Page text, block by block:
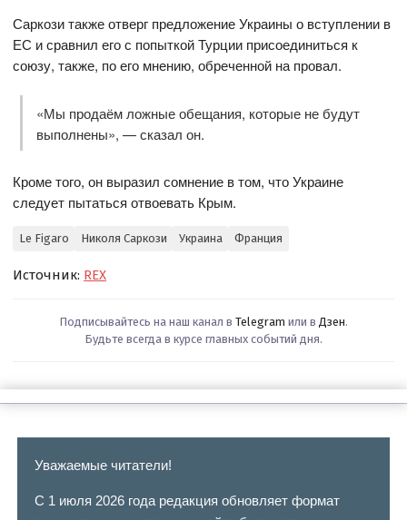
Саркози также отверг предложение Украины о вступлении в
ЕС и сравнил его с попыткой Турции присоединиться к
союзу, также, по его мнению, обреченной на провал.
«Мы продаём ложные обещания, которые не будут
выполнены», — сказал он.
Кроме того, он выразил сомнение в том, что Украине
следует пытаться отвоевать Крым.
Le Figaro Николя Саркози Украина Франция
Источник: REX
Подписывайтесь на наш канал в Telegram или в Дзен.
Будьте всегда в курсе главных событий дня.
Уважаемые читатели!
С 1 июля 2026 года редакция обновляет формат